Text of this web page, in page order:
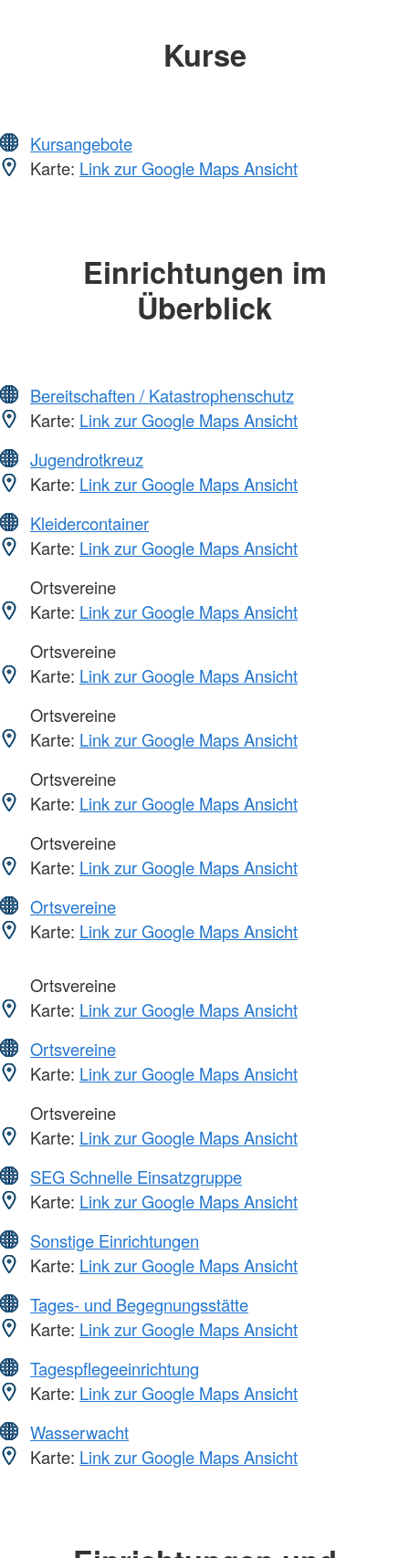
Kurse
Kursangebote
Karte: Link zur Google Maps Ansicht
Einrichtungen im
Überblick
Bereitschaften / Katastrophenschutz
Karte: Link zur Google Maps Ansicht
Jugendrotkreuz
Karte: Link zur Google Maps Ansicht
Kleidercontainer
Karte: Link zur Google Maps Ansicht
Ortsvereine
Karte: Link zur Google Maps Ansicht
Ortsvereine
Karte: Link zur Google Maps Ansicht
Ortsvereine
Karte: Link zur Google Maps Ansicht
Ortsvereine
Karte: Link zur Google Maps Ansicht
Ortsvereine
Karte: Link zur Google Maps Ansicht
Ortsvereine
Karte: Link zur Google Maps Ansicht
Ortsvereine
Karte: Link zur Google Maps Ansicht
Ortsvereine
Karte: Link zur Google Maps Ansicht
Ortsvereine
Karte: Link zur Google Maps Ansicht
SEG Schnelle Einsatzgruppe
Karte: Link zur Google Maps Ansicht
Sonstige Einrichtungen
Karte: Link zur Google Maps Ansicht
Tages- und Begegnungsstätte
Karte: Link zur Google Maps Ansicht
Tagespflegeeinrichtung
Karte: Link zur Google Maps Ansicht
Wasserwacht
Karte: Link zur Google Maps Ansicht